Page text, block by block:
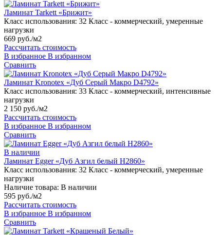
Ламинат Tarkett «Брижит»
Класс использования: 32 Класс - коммерческий, умеренные
нагрузки
669 руб./м2
Рассчитать стоимость
В избранное В избранном
Сравнить
Ламинат Kronotex «Дуб Серый Макро D4792»
Класс использования: 33 Класс - коммерческий, интенсивные
нагрузки
2 150 руб./м2
Рассчитать стоимость
В избранное В избранном
Сравнить
В наличии
Ламинат Egger «Дуб Азгил белый H2860»
Класс использования: 32 Класс - коммерческий, умеренные
нагрузки
Наличие товара: В наличии
595 руб./м2
Рассчитать стоимость
В избранное В избранном
Сравнить